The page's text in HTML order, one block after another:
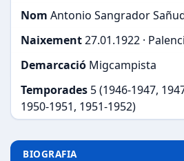
Nom Antonio Sangrador
Naixement27.01.1922 ·
Demarcació Migcampista
Temporades 5 (1946-1947,
1950-1951, 1951-1952)
BIOGRAFIA